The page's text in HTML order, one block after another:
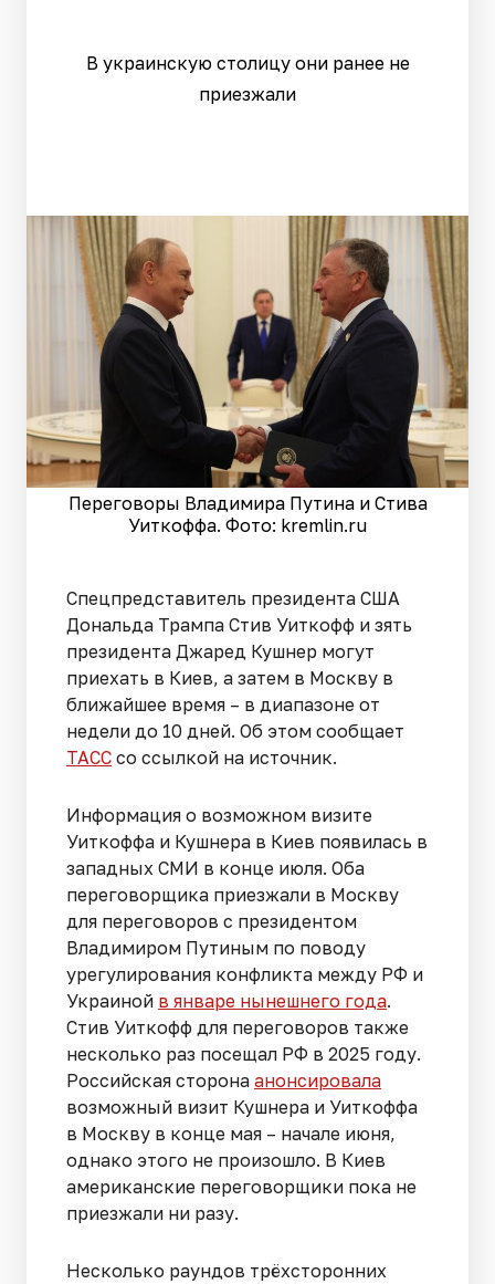
В украинскую столицу они ранее не
приезжали
Переговоры Владимира Путина и Стива
Уиткоффа. Фото: kremlin.ru
Спецпредставитель президента США
Дональда Трампа Стив Уиткофф и зять
президента Джаред Кушнер могут
приехать в Киев, а затем в Москву в
ближайшее время – в диапазоне от
недели до 10 дней. Об этом сообщает
ТАСС со ссылкой на источник.
Информация о возможном визите
Уиткоффа и Кушнера в Киев появилась в
западных СМИ в конце июля. Оба
переговорщика приезжали в Москву
для переговоров с президентом
Владимиром Путиным по поводу
урегулирования конфликта между РФ и
Украиной в январе нынешнего года.
Стив Уиткофф для переговоров также
несколько раз посещал РФ в 2025 году.
Российская сторона анонсировала
возможный визит Кушнера и Уиткоффа
в Москву в конце мая – начале июня,
однако этого не произошло. В Киев
американские переговорщики пока не
приезжали ни разу.
Несколько раундов трёхсторонних